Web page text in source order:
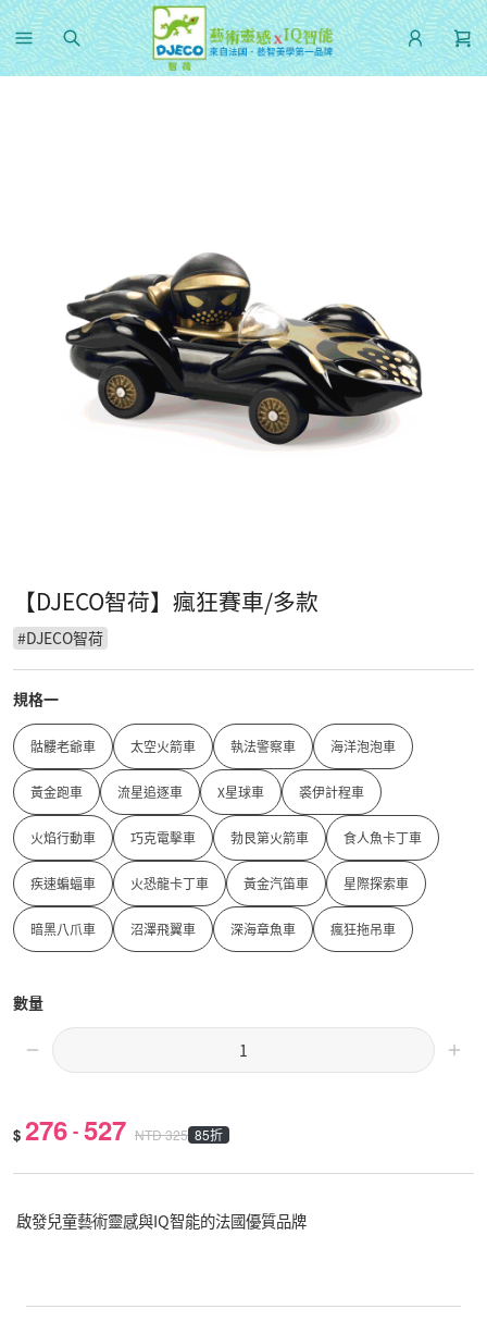
【DJECO智荷】瘋狂賽車/多款
#DJECO智荷
規格一
骷髏老爺車 太空火箭車 執法警察車 海洋泡泡車
黃金跑車 流星追逐車 X星球車 裘伊計程車
火焰行動車 巧克電擊車 勃艮第火箭車 食人魚卡丁車
疾速蝙蝠車 火恐龍卡丁車 黃金汽笛車 星際探索車
暗黑八爪車 沼澤飛翼車 深海章魚車 瘋狂拖吊車
數量
$ 276 - 527 NTD325 85折
啟發兒童藝術靈感與IQ智能的法國優質品牌